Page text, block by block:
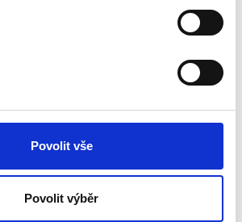
Povolit vše
Povolit výběr
monitoru ve výšce očí, pomáhá
svalů a šíje
výšky - 3 pozice 100, 115 a 130 mm